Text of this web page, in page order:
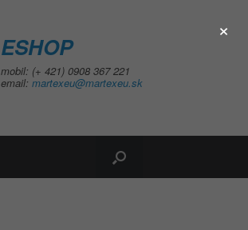
ESHOP
mobil: (+ 421) 0908 367 221
email: martexeu@martexeu.sk
×